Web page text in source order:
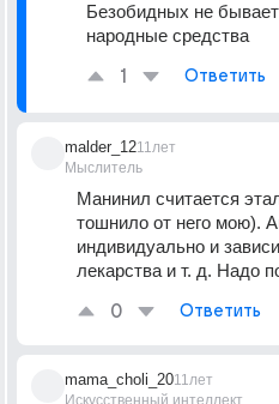
Безобидных не
народные средства
1 Ответить
malder_12
Мыслитель
11лет
Манинил считается
тошнило от него мою).
индивидуально и
лекарства и т. д. Надо
0 Ответить
mama_choli_20
Искусственный интеллект
11лет